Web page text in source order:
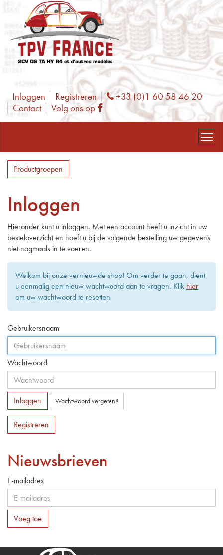
Inloggen Registreren Phone
+33 (0)1 60 58 46 20
Contact
Volg ons op Facebook
Productgroepen
Inloggen
Hieronder kunt u inloggen. Met een account heeft u inzicht in uw
besteloverzicht en hoeft u bij de volgende bestelling uw gegevens
niet nogmaals in te voeren.
Welkom bij onze vernieuwde shop! Om verder te gaan, dient
u eenmalig een nieuw wachtwoord aan te vragen. Klik hier
om uw wachtwoord te resetten.
Gebruikersnaam
Wachtwoord
Inloggen Wachtwoord vergeten?
Registreren
Nieuwsbrieven
E-mailadres
Voeg toe